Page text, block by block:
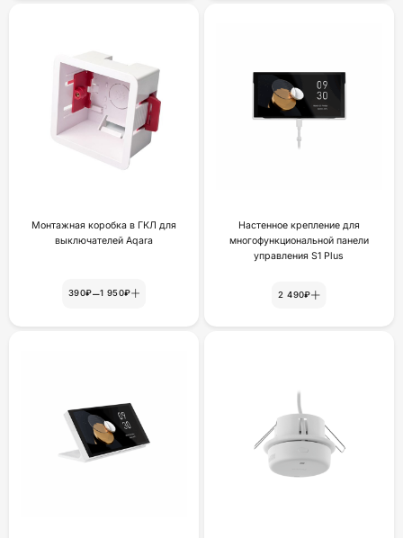
Монтажная коробка в ГКЛ для
выключателей Aqara
390₽–1 950₽
Настенное крепление для
многофункциональной панели
yпpaвлeния S1 Plus
2 490₽